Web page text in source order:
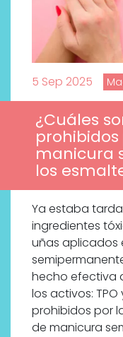
5 Sep 2025
¿Cuáles
prohibidos
manicura
los
Ya estaba
ingredientes
uñas aplicados
hecho efectiva
los activos: TPO
prohibidos por
de manicura